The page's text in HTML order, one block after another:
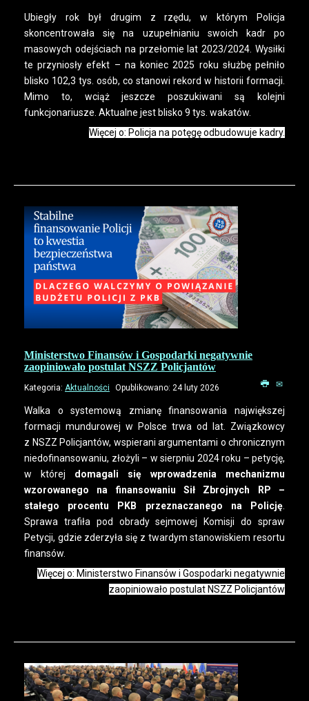
Ubiegły rok był drugim z rzędu, w którym Policja
skoncentrowała się na uzupełnianiu swoich kadr po
masowych odejściach na przełomie lat 2023/2024. Wysiłki
te przyniosły efekt – na koniec 2025 roku służbę pełniło
blisko 102,3 tys. osób, co stanowi rekord w historii formacji.
Mimo to, wciąż jeszcze poszukiwani są kolejni
funkcjonariusze. Aktualne jest blisko 9 tys. wakatów.
Więcej o: Policja na potęgę odbudowuje kadry.
Ministerstwo Finansów i Gospodarki negatywnie
zaopiniowało postulat NSZZ Policjantów
Kategoria: Aktualności Opublikowano: 24 luty 2026
Walka o systemową zmianę finansowania największej
formacji mundurowej w Polsce trwa od lat. Związkowcy
z NSZZ Policjantów, wspierani argumentami o chronicznym
niedofinansowaniu, złożyli – w sierpniu 2024 roku – petycję,
w której domagali się wprowadzenia mechanizmu
wzorowanego na finansowaniu Sił Zbrojnych RP –
stałego procentu PKB przeznaczanego na Policję
Sprawa trafiła pod obrady sejmowej Komisji do spraw
Petycji, gdzie zderzyła się z twardym stanowiskiem resortu
finansów.
Więcej o: Ministerstwo Finansów i Gospodarki negatywnie
zaopiniowało postulat NSZZ Policjantów